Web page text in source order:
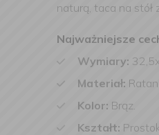
naturą, taca na stół
Najważniejsze
Wymiary:
Materiał: Ratan.
Kolor: Brąz.
Kształt: